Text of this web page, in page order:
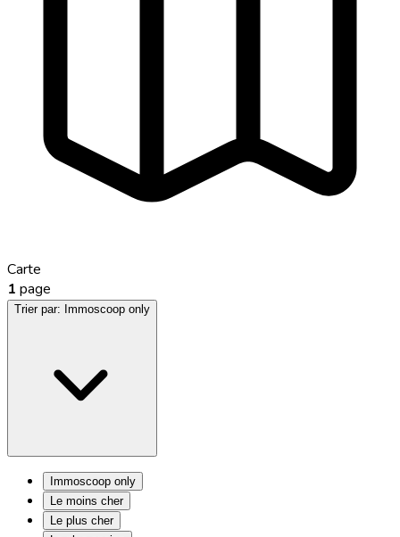
Carte
1 page
Trier par: Immoscoop only
Immoscoop only
Le moins cher
Le plus cher